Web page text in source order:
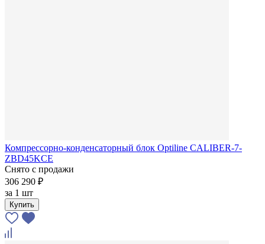
Компрессорно-конденсаторный блок Optiline CALIBER-7-
ZBD45KCE
Снято с продажи
306 290 ₽
за 1 шт
Купить